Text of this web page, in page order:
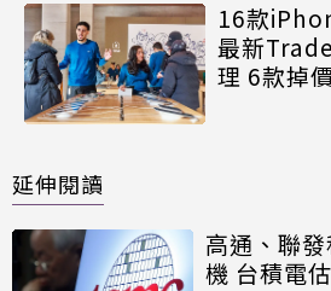
16款
最新
理 6款掉
延伸閱讀
高通、聯
機 台積電